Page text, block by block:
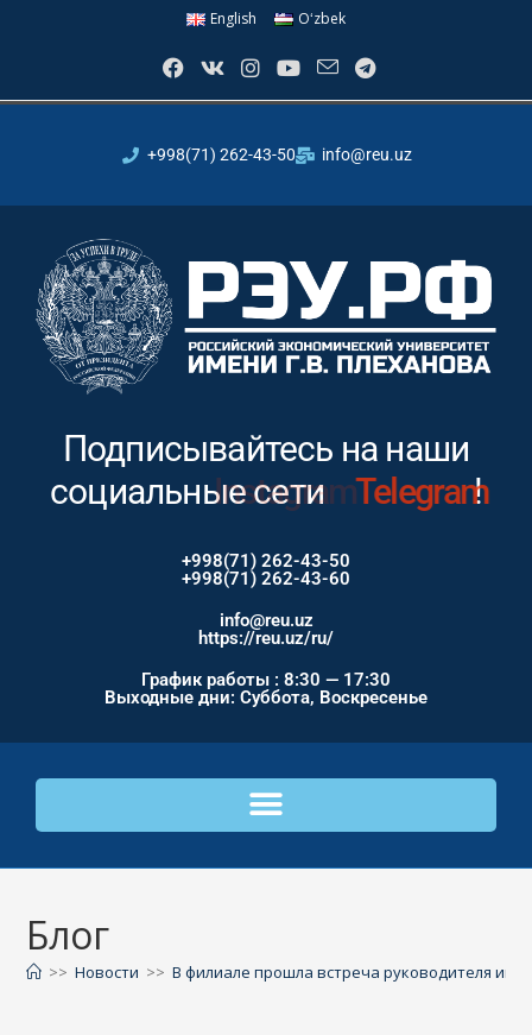
English Oʻzbek
+998(71) 262-43-50 info@reu.uz
Подписывайтесь на наши
социальные сетиInstagram!
+998(71) 262-43-50
+998(71) 262-43-60
info@reu.uz
https://reu.uz/ru/
График работы : 8:30 — 17:30
Выходные дни: Суббота, Воскресенье
Блог
>> Новости >> В филиале прошла встреча руководителя